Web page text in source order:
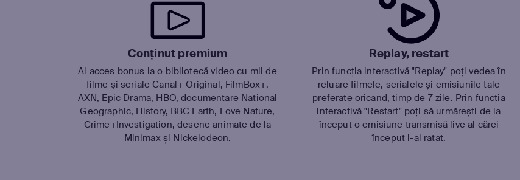
Conținut premium
Ai acces bonus la o bibliotecă video cu mii de
filme și seriale Canal+ Original, FilmBox+,
AXN, Epic Drama, HBO, documentare National
Geographic, History, BBC Earth, Love Nature,
Crime+Investigation, desene animate de la
Minimax și Nickelodeon.
Replay, restart
Prin funcția interactivă "Replay" poți vedea în
reluare filmele, serialele și emisiunile tale
preferate oricand, timp de 7 zile. Prin funcția
interactivă "Restart" poți să urmărești de la
început o emisiune transmisă live al cărei
început l-ai ratat.